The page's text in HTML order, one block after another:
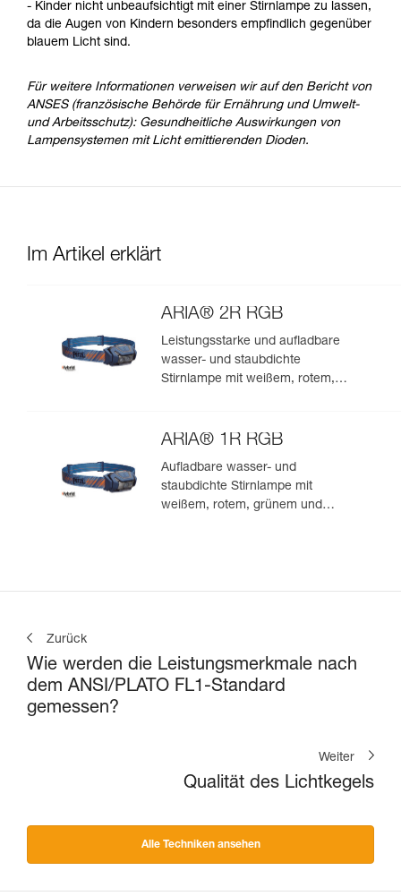
- Kinder nicht unbeaufsichtigt mit einer Stirnlampe zu lassen,
da die Augen von Kindern besonders empfindlich gegenüber
blauem Licht sind.
Für weitere Informationen verweisen wir auf den Bericht von
ANSES (französische Behörde für Ernährung und Umwelt-
und Arbeitsschutz): Gesundheitliche Auswirkungen von
Lampensystemen mit Licht emittierenden Dioden.
Im Artikel erklärt
ARIA® 2R RGB
Leistungsstarke und aufladbare
wasser- und staubdichte
Stirnlampe mit weißem, rotem,
ARIA® 1R RGB
Aufladbare wasser- und
staubdichte Stirnlampe mit
weißem, rotem, grünem und
Zurück
Wie werden die Leistungsmerkmale nach
dem ANSI/PLATO FL1-Standard
gemessen?
Weiter
Qualität des Lichtkegels
Alle Techniken ansehen